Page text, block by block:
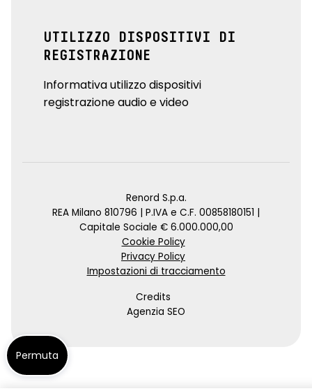
UTILIZZO DISPOSITIVI DI
REGISTRAZIONE
Informativa utilizzo dispositivi
registrazione audio e video
Renord S.p.a.
REA Milano 810796 | P.IVA e C.F. 00858180151 |
Capitale Sociale € 6.000.000,00
Cookie Policy
Privacy Policy
Impostazioni di tracciamento
Credits
Agenzia SEO
Permuta